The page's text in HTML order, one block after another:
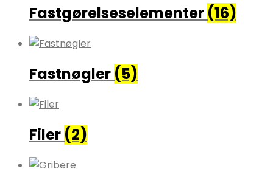
Fastgørelseselementer (16)
Fastnøgler (5)
Filer (2)